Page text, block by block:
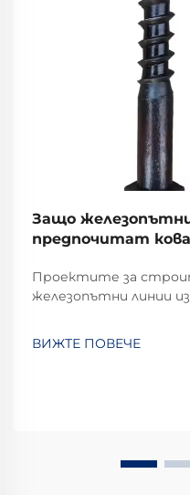
Защо
предпочитат
Проектите за
железопътни линии
елементи за
ВИЖТЕ ПОВЕЧЕ